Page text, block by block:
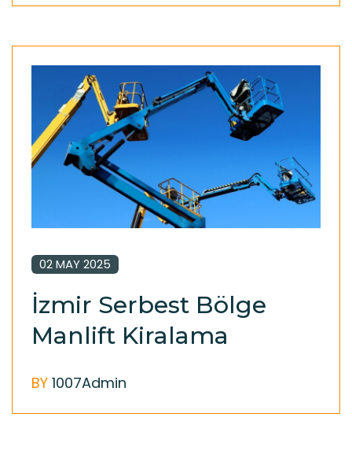
02 MAY 2025
İzmir Serbest Bölge
Manlift Kiralama
BY 1007Admin